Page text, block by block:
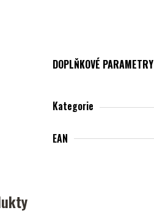
DOPLŇKOVÉ PARAMETRY
Kategorie
EAN